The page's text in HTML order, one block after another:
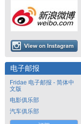
电子邮报
Fridae 电子邮报 - 简体中
文版
电影俱乐部
汽车俱乐部